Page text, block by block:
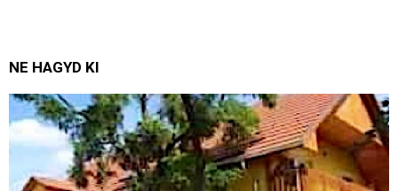
NE HAGYD KI